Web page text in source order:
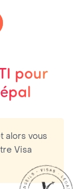
en :
pour
alors vous
Visa